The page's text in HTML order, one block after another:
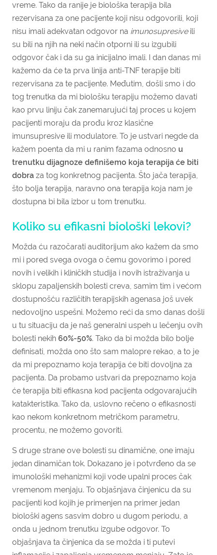
vreme. Tako da ranije je biološka terapija bila
rezervisana za one pacijente koji nisu odgovorili, koji
nisu imali adekvatan odgovor na imunosupresiveili
su bili na njih na neki način otporni ili su izgubili
odgovor čak i da su ga inicijalno imali. I dan danas mi
kažemo da će ta prva linija anti-TNF terapije biti
rezervisana za te pacijente. Međutim, došli smo i do
tog trenutka da mi biološku terapiju možemo davati
kao prvu liniju čak zanemarujući taj proces u kojem
pacijenti moraju da prođu kroz klasične
imunsupresive ili modulatore. To je ustvari negde da
kažem poenta da mi u ranim fazama odnosno u
trenutku dijagnoze definišemo koja terapija će biti
dobra za tog konkretnog pacijenta. Što jača terapija,
što bolja terapija, naravno ona terapija koja nam je
dostupna bi bila izbor u tom trenutku.
Koliko su efikasni biološki lekovi?
Možda ću razočarati auditorijum ako kažem da smo
mi i pored svega ovoga o čemu govorimo i pored
novih i velikih i kliničkih studija i novih istraživanja u
sklopu zapaljenskih bolesti creva, samim tim i većom
dostupnošću različitih terapijskih agenasa još uvek
nedovoljno uspešni. Možemo reći da smo danas došli
u tu situaciju da je naš generalni uspeh u lečenju ovih
bolesti nekih 60%-50%. Tako da bi možda bilo bolje
definisati, možda ono što sam malopre rekao, a to je
da mi prepoznamo koja terapija će biti dovoljna za
pacijenta. Da probamo ustvari da prepoznamo koja
će terapija biti efikasna kod pacijenta odgovarajućih
katakteristika. Tako da, uslovno rečeno o efikasnosti
kao nekom konkretnom metričkom parametru,
procentu, ne možemo govoriti.
S druge strane ove bolesti su dinamične, one imaju
jedan dinamičan tok. Dokazano je i potvrđeno da se
imunološki mehanizmi koji vode upalni proces čak
vremenom menjaju. To objašnjava činjenicu da su
pacijenti kod kojih je primenjen na primer jedan
biološki agens sasvim dobro u dugom periodu, a
onda u jednom trenutku izgube odgovor. To
objašnjava ta činjenica da se možda i ti putevi